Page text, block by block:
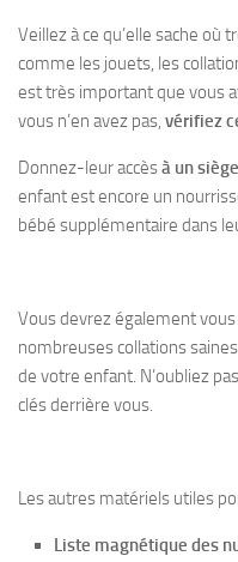
Veillez à ce qu’elle sache
comme les jouets, les
est très important que vous
vous n’en avez pas, vérifiez
Donnez-leur accèsà un
enfant est encore un
bébé supplémentaire dans
Vous devrez également vous
nombreuses collations
de votre enfant. N’oubliez
clés derrière vous.
Les autres matériels utiles
Liste magnétique des